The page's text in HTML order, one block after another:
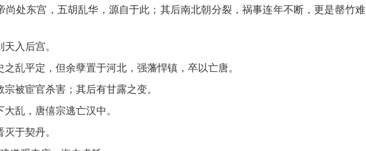
尚处东宫，五胡乱华，源自于此；其后南北朝分裂，祸事连年不断，更是罄竹难
入后宫。
乱平定，但余孽置于河北，强藩悍镇，卒以亡唐。
被宦官杀害；其后有甘露之变。
乱，唐僖宗逃亡汉中。
于契丹。